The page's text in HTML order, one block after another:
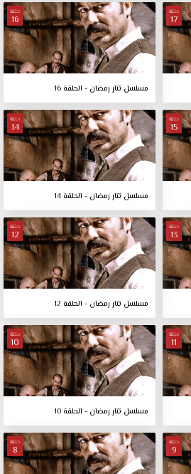
حلقة
17
حلقة
16
مسلسل تتار رمضان - الحلقة 16
حلقة
15
حلقة
14
مسلسل تتار رمضان - الحلقة 14
حلقة
13
حلقة
12
مسلسل تتار رمضان - الحلقة 12
حلقة
11
حلقة
10
مسلسل تتار رمضان - الحلقة 10
حلقة
9
حلقة
8